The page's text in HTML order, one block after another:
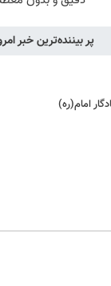
پر بیننده‌ترین خبر